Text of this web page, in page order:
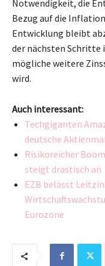
Notwendigkeit, die
Bezug auf die
Entwicklung bleibt
der nächsten Schritte
mögliche weitere
wird.
Auch interessant:
Techgiganten
deutsche
Risikoreicher
steigt drastisch an
EZB belässt
Eurozone